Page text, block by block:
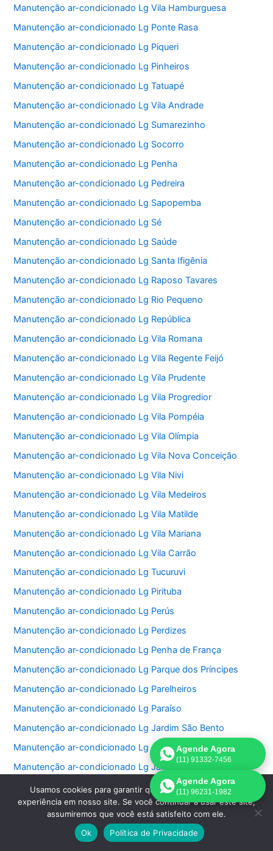
Manutenção ar-condicionado Lg Vila Hamburguesa
Manutenção ar-condicionado Lg Ponte Rasa
Manutenção ar-condicionado Lg Piqueri
Manutenção ar-condicionado Lg Pinheiros
Manutenção ar-condicionado Lg Tatuapé
Manutenção ar-condicionado Lg Vila Andrade
Manutenção ar-condicionado Lg Sumarezinho
Manutenção ar-condicionado Lg Socorro
Manutenção ar-condicionado Lg Penha
Manutenção ar-condicionado Lg Pedreira
Manutenção ar-condicionado Lg Sapopemba
Manutenção ar-condicionado Lg Sé
Manutenção ar-condicionado Lg Saúde
Manutenção ar-condicionado Lg Santa Ifigênia
Manutenção ar-condicionado Lg Raposo Tavares
Manutenção ar-condicionado Lg Rio Pequeno
Manutenção ar-condicionado Lg República
Manutenção ar-condicionado Lg Vila Romana
Manutenção ar-condicionado Lg Vila Regente Feijó
Manutenção ar-condicionado Lg Vila Prudente
Manutenção ar-condicionado Lg Vila Progredior
Manutenção ar-condicionado Lg Vila Pompéia
Manutenção ar-condicionado Lg Vila Olímpia
Manutenção ar-condicionado Lg Vila Nova Conceição
Manutenção ar-condicionado Lg Vila Nivi
Manutenção ar-condicionado Lg Vila Medeiros
Manutenção ar-condicionado Lg Vila Matilde
Manutenção ar-condicionado Lg Vila Mariana
Manutenção ar-condicionado Lg Vila Carrão
Manutenção ar-condicionado Lg Tucuruvi
Manutenção ar-condicionado Lg Pirituba
Manutenção ar-condicionado Lg Perús
Manutenção ar-condicionado Lg Perdizes
Manutenção ar-condicionado Lg Penha de França
Manutenção ar-condicionado Lg Parque dos Príncipes
Manutenção ar-condicionado Lg Parelheiros
Manutenção ar-condicionado Lg Paraíso
Manutenção ar-condicionado Lg Jardim São Bento
Manutenção ar-condicionado Lg Jardim Paulistano
Manutenção ar-condicionado Lg Jardim Paulista
Manutenção ar-condicionado Lg Jardim Morumbi
Manutenção ar-condicionado Lg Jardim Fonte do Morumbi
Manutenção ar-condicionado Lg Jardim Europa
Manutenção ar-condicionado Lg Jardim das Perdizes
Agende Agora
(11) 91332-7456
Agende Agora
(11) 96231-1982
Usamos cookies para garantir que oferecemos a melhor
experiência em nosso site. Se você continuar a usar este site,
assumiremos que você está satisfeito com ele.
Ok
Política de Privacidade